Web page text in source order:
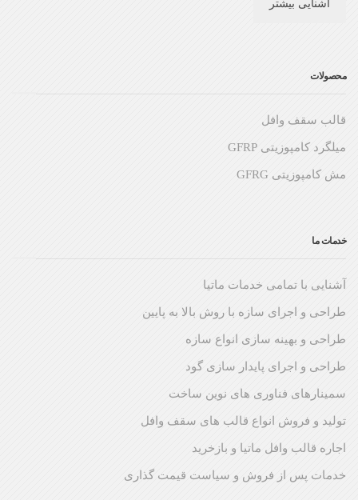
آشنایی بیشتر
محصولات
قالب سقف وافل
میلگرد کامپوزیتی GFRP
مش کامپوزیتی GFRG
خدمات ما
آشنایی با تمامی خدمات ماتیا
طراحی و اجرای سازه با روش بالا به پایین
طراحی و بهینه سازی انواع سازه
طراحی و اجرای پایدار سازی گود
سمینارهای فناوری های نوین ساخت
تولید و فروش انواع قالب های سقف وافل
اجاره قالب وافل ماتیا و بازخرید
خدمات پس از فروش و سیاست قیمت گذاری